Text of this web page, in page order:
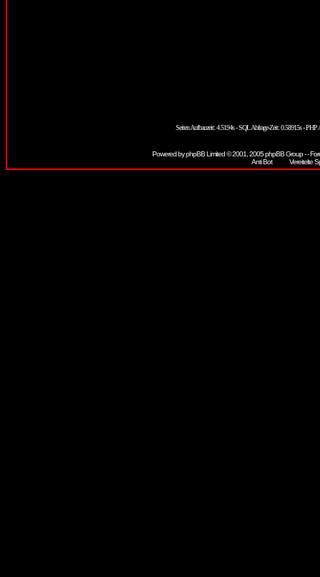
Seiten Aufbauzeit: 4.5194s - SQL Abfrage-Zeit: 0.58915s -
Powered byphpBBLimited © 2001, 2005 phpBB Group - -
Vereitelte